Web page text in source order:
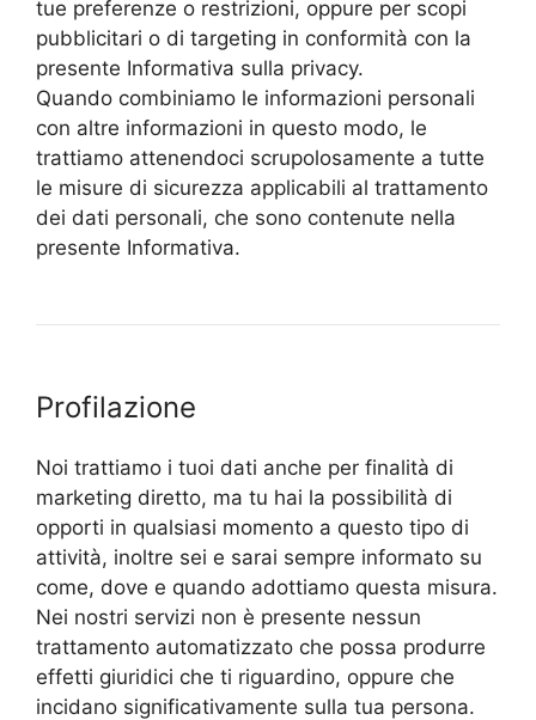
tue preferenze o restrizioni, oppure per scopi
pubblicitari o di targeting in conformità con la
presente Informativa sulla privacy.
Quando combiniamo le informazioni personali
con altre informazioni in questo modo, le
trattiamo attenendoci scrupolosamente a tutte
le misure di sicurezza applicabili al trattamento
dei dati personali, che sono contenute nella
presente Informativa.
Profilazione
Noi trattiamo i tuoi dati anche per finalità di
marketing diretto, ma tu hai la possibilità di
opporti in qualsiasi momento a questo tipo di
attività, inoltre sei e sarai sempre informato su
come, dove e quando adottiamo questa misura.
Nei nostri servizi non è presente nessun
trattamento automatizzato che possa produrre
effetti giuridici che ti riguardino, oppure che
incidano significativamente sulla tua persona.